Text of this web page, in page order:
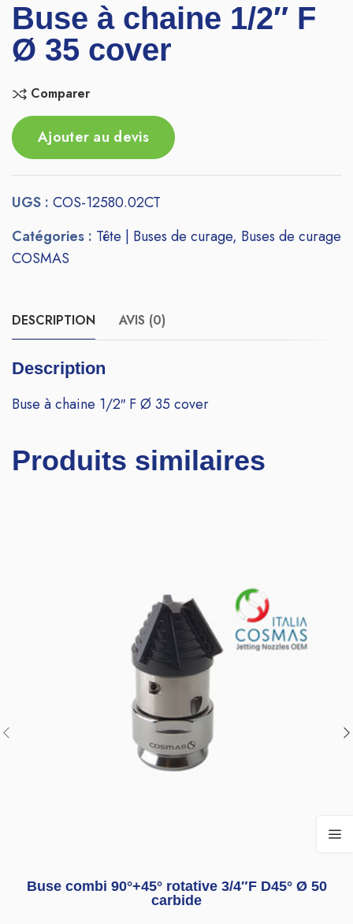
Buse à chaine 1/2″ F
Ø 35 cover
Comparer
Ajouter au devis
UGS : COS-12580.02CT
Catégories : Tête | Buses de curage, Buses de curage
COSMAS
DESCRIPTION AVIS (0)
Description
Buse à chaine 1/2″ F Ø 35 cover
Produits similaires
Buse combi 90°+45° rotative 3/4″F D45° Ø 50
carbide